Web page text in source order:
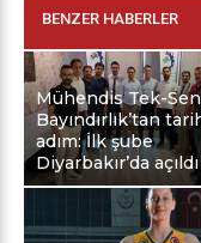
BENZER HABERLER
Mühendis Tek-Sen
Bayındırlık’tan
adım: İlk şube
Diyarbakır’da açıldı